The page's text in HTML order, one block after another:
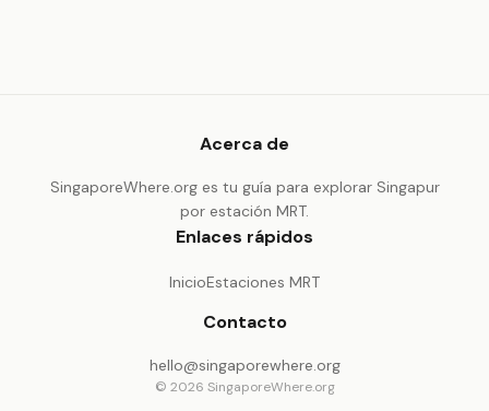
Acerca de
SingaporeWhere.org es tu guía para explorar Singapur
por estación MRT.
Enlaces rápidos
InicioEstaciones MRT
Contacto
hello@singaporewhere.org
© 2026 SingaporeWhere.org